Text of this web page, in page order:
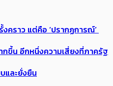
คราว แต่คือ ‘ปรากฏการณ์’
กขึ้น อีกหนึ่งความเสี่ยงที่ภาครัฐ
และยั่งยืน